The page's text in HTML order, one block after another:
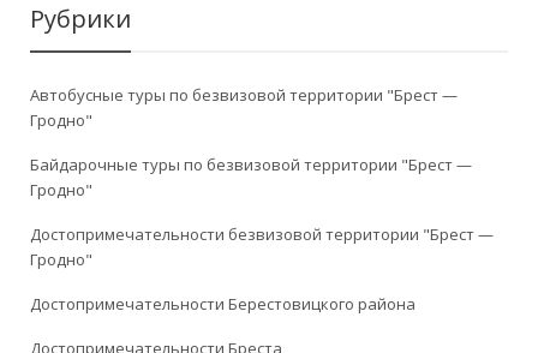
Рубрики
Автобусные туры по безвизовой территории "Брест —
Гродно"
Байдарочные туры по безвизовой территории "Брест —
Гродно"
Достопримечательности безвизовой территории "Брест —
Гродно"
Достопримечательности Берестовицкого района
Достопримечательности Бреста